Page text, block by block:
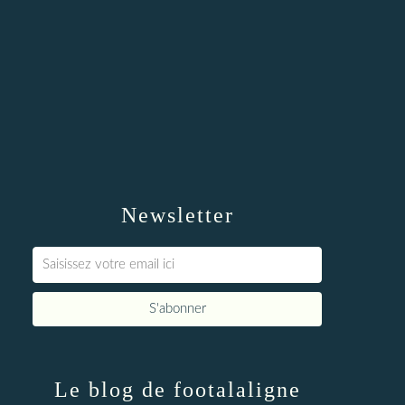
Newsletter
Le blog de footalaligne